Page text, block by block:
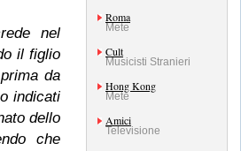
nel
il figlio
da
indicati
dello
che
Roma
Mete
Cult
Musicisti Stranieri
Hong Kong
Mete
Amici
Televisione